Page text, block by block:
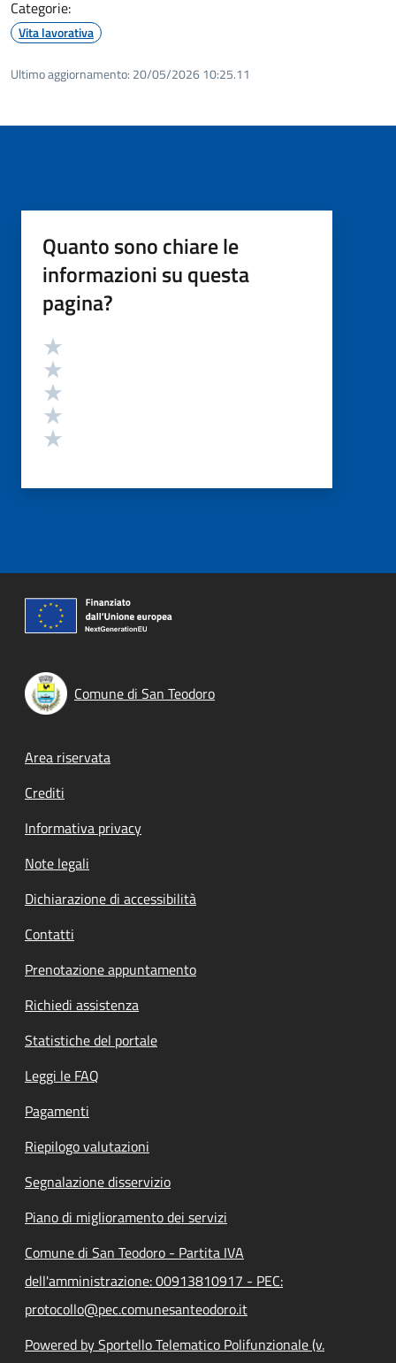
Categorie:
Vita lavorativa
Ultimo aggiornamento: 20/05/2026 10:25.11
Quanto sono chiare le
informazioni su questa
pagina?
Valutazione
Comune di San Teodoro
Footer menu
Area riservata
Crediti
Informativa privacy
Note legali
Dichiarazione di accessibilità
Contatti
Prenotazione appuntamento
Richiedi assistenza
Statistiche del portale
Leggi le FAQ
Pagamenti
Riepilogo valutazioni
Segnalazione disservizio
Piano di miglioramento dei servizi
Comune di San Teodoro - Partita IVA
dell'amministrazione: 00913810917 - PEC:
protocollo@pec.comunesanteodoro.it
Powered by Sportello Telematico Polifunzionale (v.